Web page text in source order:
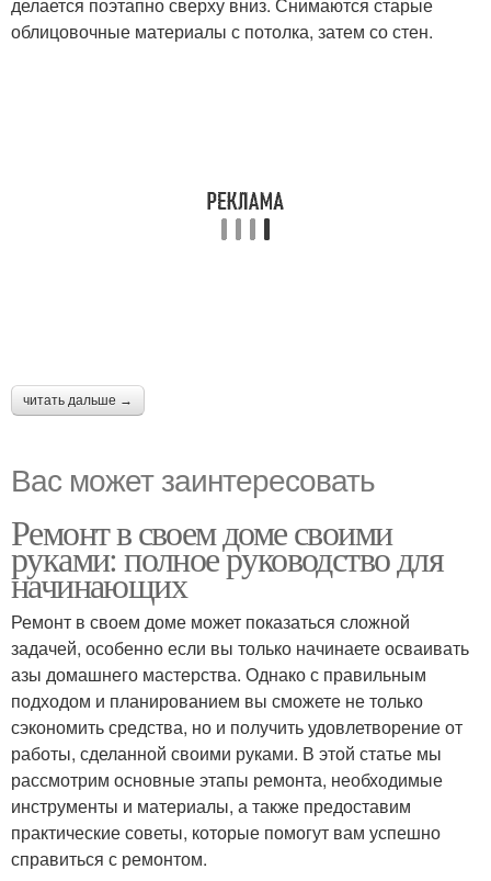
облицовочные материалы с потолка, затем со стен.
читать дальше →
Вас может заинтересовать
Ремонт в своем доме своими
руками: полное руководство для
начинающих
Ремонт в своем доме может показаться сложной
задачей, особенно если вы только начинаете осваивать
азы домашнего мастерства. Однако с правильным
подходом и планированием вы сможете не только
сэкономить средства, но и получить удовлетворение от
работы, сделанной своими руками. В этой статье мы
рассмотрим основные этапы ремонта, необходимые
инструменты и материалы, а также предоставим
практические советы, которые помогут вам успешно
справиться с ремонтом.